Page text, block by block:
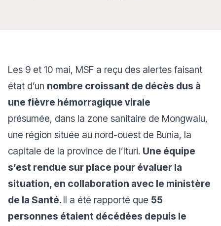
Les 9 et 10 mai, MSF a reçu des alertes faisant
état d’un nombre croissant de décès dus à
une fièvre hémorragique virale
présumée, dans la zone sanitaire de Mongwalu,
une région située au nord-ouest de Bunia, la
capitale de la province de l’Ituri. Une équipe
s’est rendue sur place pour évaluer la
situation, en collaboration avec le ministère
de la Santé. Il a été rapporté que 55
personnes étaient décédées depuis le